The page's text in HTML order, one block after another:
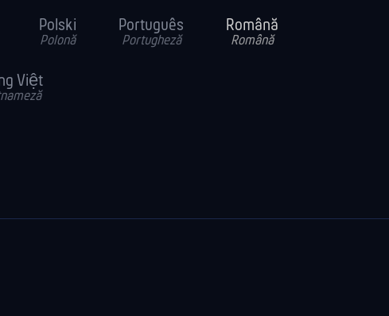
Polski
Polonă
Português
Portugheză
Română
Română
Việt